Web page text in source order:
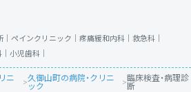
ペインクリニック｜ 疼痛緩和内科｜ 救急科｜
小児歯科｜
ニ
>久御山町の病院・クリニ
ック
>臨床検査・病理診
断